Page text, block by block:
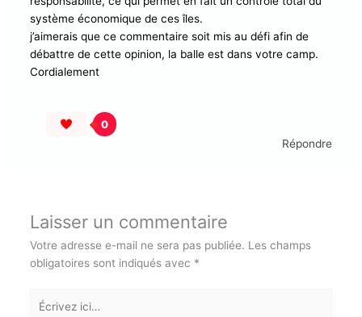
blancs de France, ce qui contribue malheureusement à
l’incapacité des Antillais à s’élever dans les classes
sociales, donc ils doivent impérativement être
assujettis avec des postes de sous-responsabilité, ce
j’aimerais que ce commentaire soit mis au défi afin de
débattre de cette opinion, la balle est dans votre camp.
Laisser un commentaire